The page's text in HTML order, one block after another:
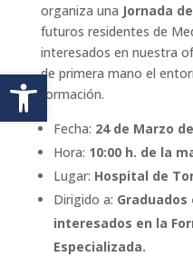
Abrir barra de
organiza una Jornada
futuros residentes de
interesados en nuestra
de primera mano el
formación.
Fecha: 24 de Marzo
Hora: 10:00 h. de la
Lugar: Hospital de
Dirigido a:
interesados en la
Especializada.